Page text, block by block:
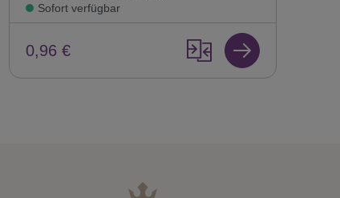
Sofort verfügbar
0,96 €